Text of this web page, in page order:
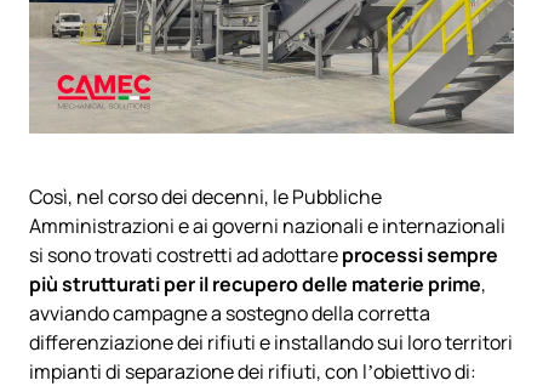
Così, nel corso dei decenni, le Pubbliche
Amministrazioni e ai governi nazionali e internazionali
si sono trovati costretti ad adottareprocessi sempre
più strutturati per il recupero delle materie prime,
avviando campagne a sostegno della corretta
differenziazione dei rifiuti e installando sui loro territori
impianti di separazione dei rifiuti, con l’obiettivo di: